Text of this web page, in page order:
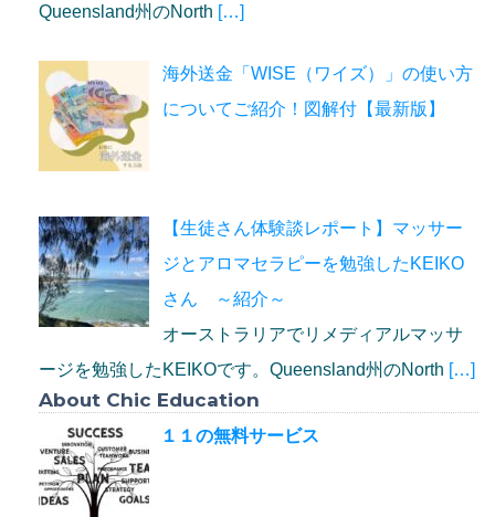
Queensland州のNorth […]
海外送金「WISE（ワイズ）」の使い方
についてご紹介！図解付【最新版】
【生徒さん体験談レポート】マッサー
ジとアロマセラピーを勉強したKEIKO
さん ～紹介～
オーストラリアでリメディアルマッサ
ージを勉強したKEIKOです。Queensland州のNorth […]
About Chic Education
１１の無料サービス